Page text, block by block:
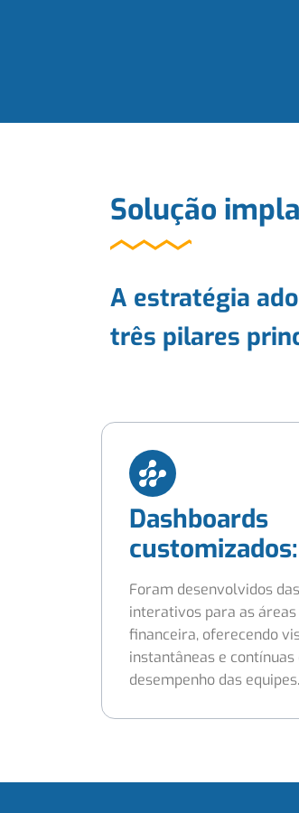
Solução
A estratégia
três pilares
Dashboards
customizados:
Foram desenvolvidos
interativos para as
financeira, oferecendo
instantâneas e contínuas
desempenho das equipes.